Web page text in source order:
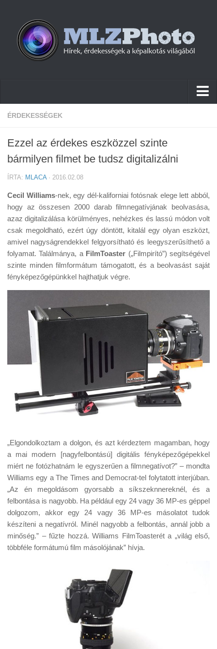
Hírek
Cikkek
Szoftver
Tanácsok
Érdekességek
Helyszíni Riport
E-BB
ÉRDEKESSÉGEK
Ezzel az érdekes eszközzel szinte
bármilyen filmet be tudsz digitalizálni
ÍRTA: MLACA· 2016.02.08
Cecil Williams-nek, egy dél-kaliforniai fotósnak elege lett abból,
hogy az összesen 2000 darab filmnegatívjának beolvasása,
azaz digitalizálása körülményes, nehézkes és lassú módon volt
csak megoldható, ezért úgy döntött, kitalál egy olyan eszközt,
amivel nagyságrendekkel felgyorsítható és leegyszerűsíthető a
folyamat. Találmánya, a FilmToaster („Filmpirító”) segítségével
szinte minden filmformátum támogatott, és a beolvasást saját
fényképezőgépünkkel hajthatjuk végre.
„Elgondolkoztam a dolgon, és azt kérdeztem magamban, hogy
a mai modern [nagyfelbontású] digitális fényképezőgépekkel
miért ne fotózhatnám le egyszerűen a filmnegatívot?” – mondta
Williams egy a The Times and Democrat-tel folytatott interjúban.
„Az én megoldásom gyorsabb a síkszeknnereknél, és a
felbontása is nagyobb. Ha például egy 24 vagy 36 MP-es géppel
dolgozom, akkor egy 24 vagy 36 MP-es másolatot tudok
készíteni a negatívról. Minél nagyobb a felbontás, annál jobb a
minőség.” – fűzte hozzá. Williams FilmToasterét a „világ első,
többféle formátumú film másolójának” hívja.